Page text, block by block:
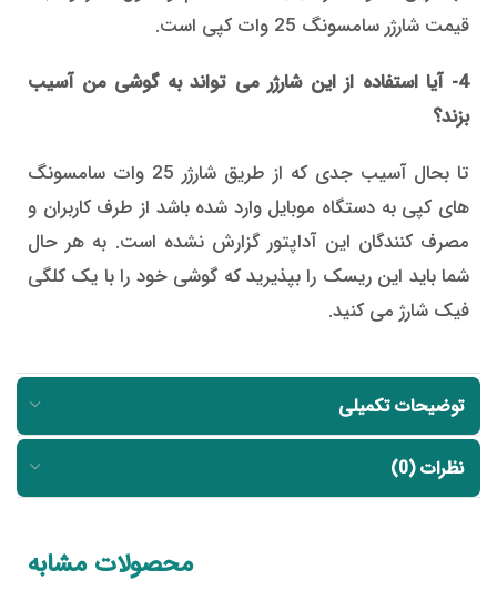
قیمت شارژر سامسونگ 25 وات کپی است.
4- آیا استفاده از این شارژر می تواند به گوشی من آسیب
بزند؟
تا بحال آسیب جدی که از طریق شارژر 25 وات سامسونگ
های کپی به دستگاه موبایل وارد شده باشد از طرف کاربران و
مصرف کنندگان این آداپتور گزارش نشده است. به هر حال
شما باید این ریسک را بپذیرید که گوشی خود را با یک کلگی
فیک شارژ می کنید.
توضیحات تکمیلی
نظرات (0)
محصولات مشابه